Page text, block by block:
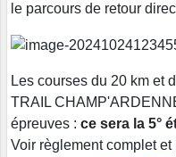
le parcours de retour
Les courses du 20 km et
TRAIL
épreuves : ce sera la 5°
Voir règlement complet